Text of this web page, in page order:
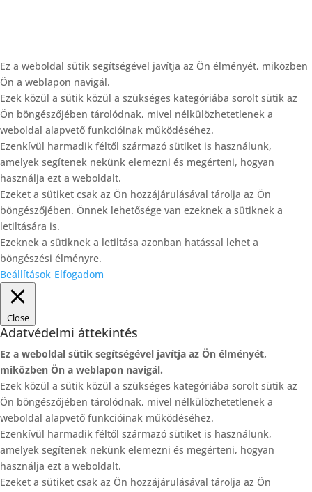
Ez a weboldal sütik segítségével javítja az Ön élményét, miközben
Ön a weblapon navigál.
Ezek közül a sütik közül a szükséges kategóriába sorolt ​​sütik az
Ön böngészőjében tárolódnak, mivel nélkülözhetetlenek a
weboldal alapvető funkcióinak működéséhez.
Ezenkívül harmadik féltől származó sütiket is használunk,
amelyek segítenek nekünk elemezni és megérteni, hogyan
használja ezt a weboldalt.
Ezeket a sütiket csak az Ön hozzájárulásával tárolja az Ön
böngészőjében. Önnek lehetősége van ezeknek a sütiknek a
letiltására is.
Ezeknek a sütiknek a letiltása azonban hatással lehet a
böngészési élményre.
Beállítások Elfogadom
Close
Adatvédelmi áttekintés
Ez a weboldal sütik segítségével javítja az Ön élményét,
miközben Ön a weblapon navigál.
Ezek közül a sütik közül a szükséges kategóriába sorolt ​​sütik az
Ön böngészőjében tárolódnak, mivel nélkülözhetetlenek a
weboldal alapvető funkcióinak működéséhez.
Ezenkívül harmadik féltől származó sütiket is használunk,
amelyek segítenek nekünk elemezni és megérteni, hogyan
használja ezt a weboldalt.
Ezeket a sütiket csak az Ön hozzájárulásával tárolja az Ön